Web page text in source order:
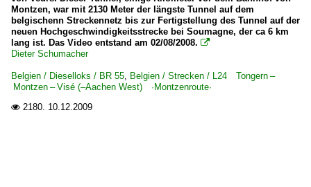
Montzen, war mit 2130 Meter der längste Tunnel auf dem
belgischenn Streckennetz bis zur Fertigstellung des Tunnel auf der
neuen Hochgeschwindigkeitsstrecke bei Soumagne, der ca 6 km
lang ist. Das Video entstand am 02/08/2008. 
Dieter Schumacher
Belgien / Dieselloks / BR 55, Belgien / Strecken / L24 Tongern –
Montzen – Visé (–Aachen West) ·Montzenroute·
 2180. 10.12.2009